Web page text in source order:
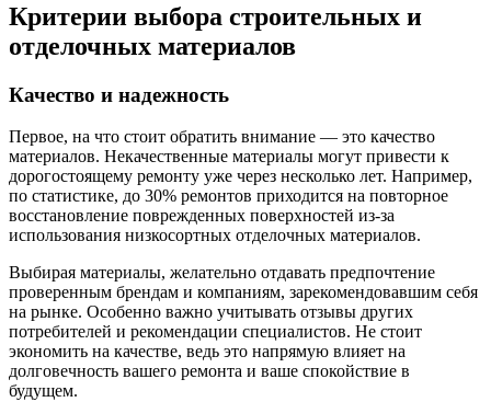
Критерии выбора строительных и
отделочных материалов
Качество и надежность
Первое, на что стоит обратить внимание — это качество
материалов. Некачественные материалы могут привести к
дорогостоящему ремонту уже через несколько лет. Например,
по статистике, до 30% ремонтов приходится на повторное
восстановление поврежденных поверхностей из-за
использования низкосортных отделочных материалов.
Выбирая материалы, желательно отдавать предпочтение
проверенным брендам и компаниям, зарекомендовавшим себя
на рынке. Особенно важно учитывать отзывы других
потребителей и рекомендации специалистов. Не стоит
экономить на качестве, ведь это напрямую влияет на
долговечность вашего ремонта и ваше спокойствие в
будущем.